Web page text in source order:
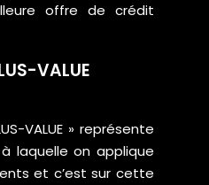
offre de crédit
VALUE
VALUE » représente
laquelle on applique
et c’est sur cette